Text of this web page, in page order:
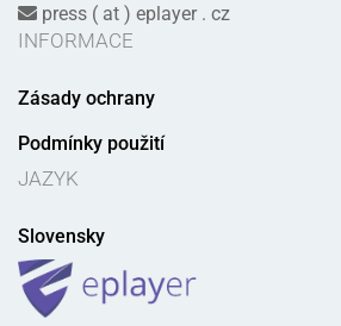
press ( at ) eplayer . cz
INFORMACE
Zásady ochrany
Podmínky použití
JAZYK
Slovensky